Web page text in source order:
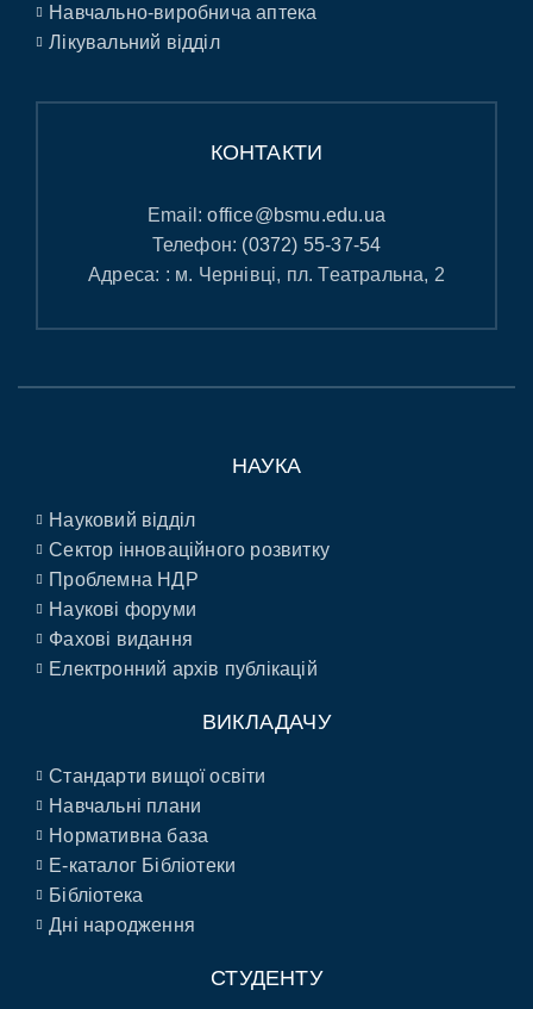
Навчально-виробнича аптека
Лікувальний відділ
КОНТАКТИ
Email:office@bsmu.edu.ua
Телефон: (0372) 55-37-54
Адреса: : м. Чернівці, пл. Театральна, 2
НАУКА
Науковий відділ
Сектор інноваційного розвитку
Проблемна НДР
Наукові форуми
Фахові видання
Електронний архів публікацій
ВИКЛАДАЧУ
Стандарти вищої освіти
Навчальні плани
Нормативна база
E-каталог Бібліотеки
Бібліотека
Дні народження
СТУДЕНТУ